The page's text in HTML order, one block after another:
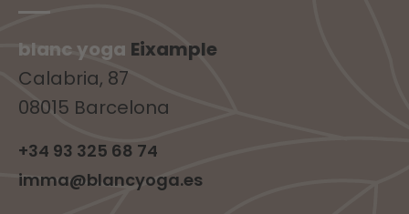
blanc yoga Eixample
Calabria, 87
08015 Barcelona
+34 93 325 68 74
imma@blancyoga.es